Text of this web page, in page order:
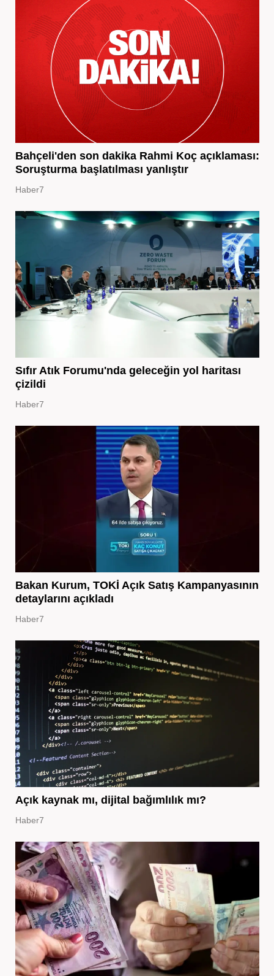
Bahçeli'den son dakika Rahmi Koç açıklaması:
Soruşturma başlatılması yanlıştır
Haber7
Sıfır Atık Forumu'nda geleceğin yol haritası
çizildi
Haber7
Bakan Kurum, TOKİ Açık Satış Kampanyasının
detaylarını açıkladı
Haber7
Açık kaynak mı, dijital bağımlılık mı?
Haber7